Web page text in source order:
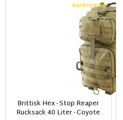
Nachrichten
Brittisk Hex - Stop Reaper
Rucksack 40 Liter - Coyote